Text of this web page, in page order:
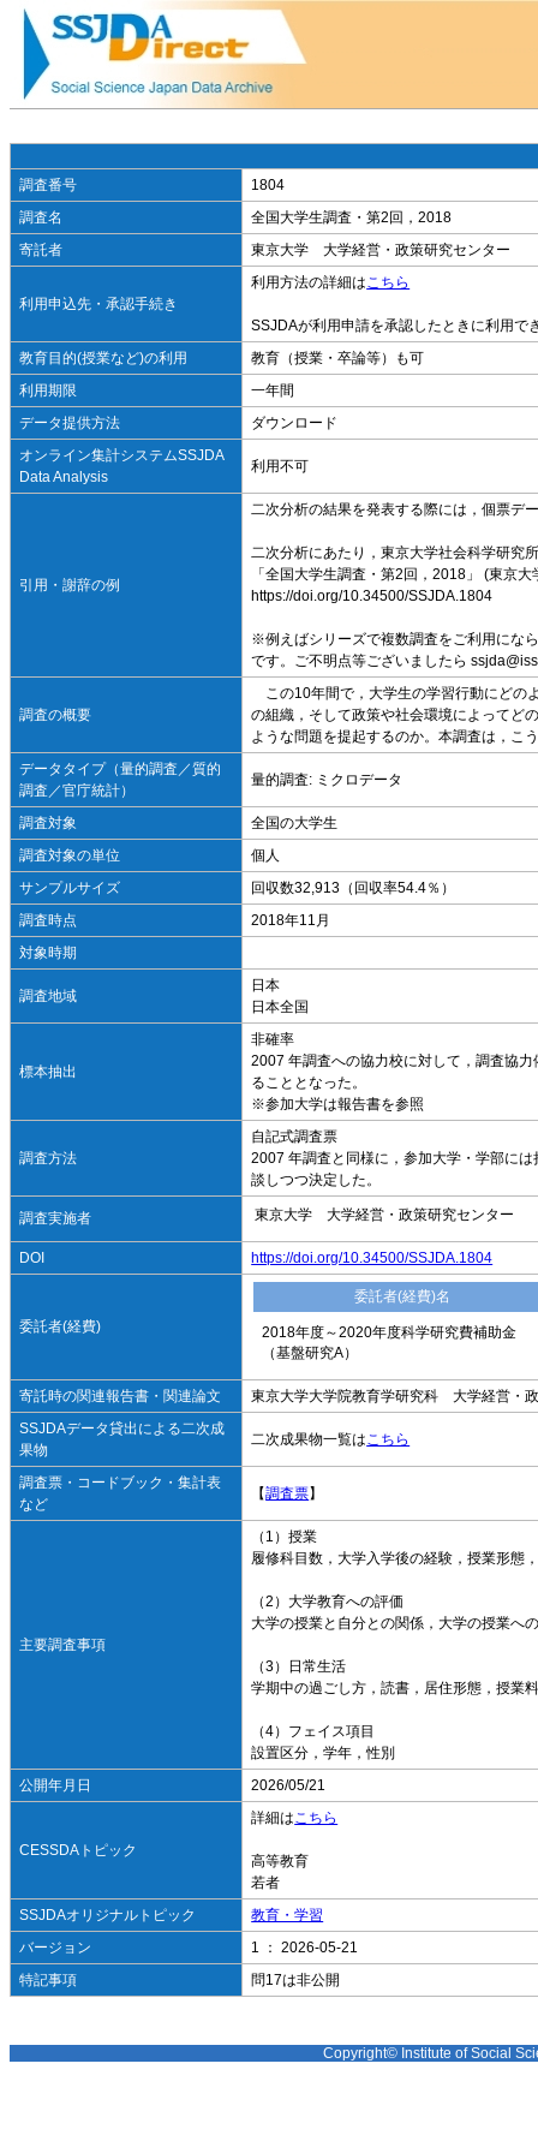
調査番号
1804
調査名
全国大学生調査・第2回，2018
寄託者
東京大学 大学経営・政策研究センター
利用申込先・承認手続き
利用方法の詳細はこちら
SSJDAが利用申請を承認したときに利用で
教育目的(授業など)の利用
教育（授業・卒論等）も可
利用期限
一年間
データ提供方法
ダウンロード
オンライン集計システムSSJDA
Data Analysis
利用不可
引用・謝辞の例
二次分析の結果を発表する際には，個票デ
二次分析にあたり，東京大学社会科学研究
「全国大学生調査・第2回，2018」 (東京
https://doi.org/10.34500/SSJDA.1804
※例えばシリーズで複数調査をご利用にな
です。ご不明点等ございましたら
調査の概要
この10年間で，大学生の学習行動にどの
の組織，そして政策や社会環境によってど
ような問題を提起するのか。本調査は，こ
データタイプ（量的調査／質的
調査／官庁統計）
量的調査: ミクロデータ
調査対象
全国の大学生
調査対象の単位
個人
サンプルサイズ
回収数32,913（回収率54.4％）
調査時点
2018年11月
対象時期
調査地域
日本
日本全国
標本抽出
非確率
2007 年調査への協力校に対して，調査協
ることとなった。
※参加大学は報告書を参照
調査方法
自記式調査票
2007 年調査と同様に，参加大学・学部に
談しつつ決定した。
調査実施者 東京大学 大学経営・政策研究センター
DOI https://doi.org/10.34500/SSJDA.1804
委託者(経費)
委託者(経費)名
2018年度～2020年度科学研究費補助金
（基盤研究A）
寄託時の関連報告書・関連論文
東京大学大学院教育学研究科 大学経営・
SSJDAデータ貸出による二次成
果物
二次成果物一覧はこちら
調査票・コードブック・集計表
など
【調査票】
主要調査事項
（1）授業
履修科目数，大学入学後の経験，授業形態
（2）大学教育への評価
大学の授業と自分との関係，大学の授業へ
（3）日常生活
学期中の過ごし方，読書，居住形態，授業
（4）フェイス項目
設置区分，学年，性別
公開年月日
2026/05/21
CESSDAトピック
詳細はこちら
高等教育
若者
SSJDAオリジナルトピック
教育・学習
バージョン
1 ： 2026-05-21
特記事項
問17は非公開
Copyright© Institute of Social